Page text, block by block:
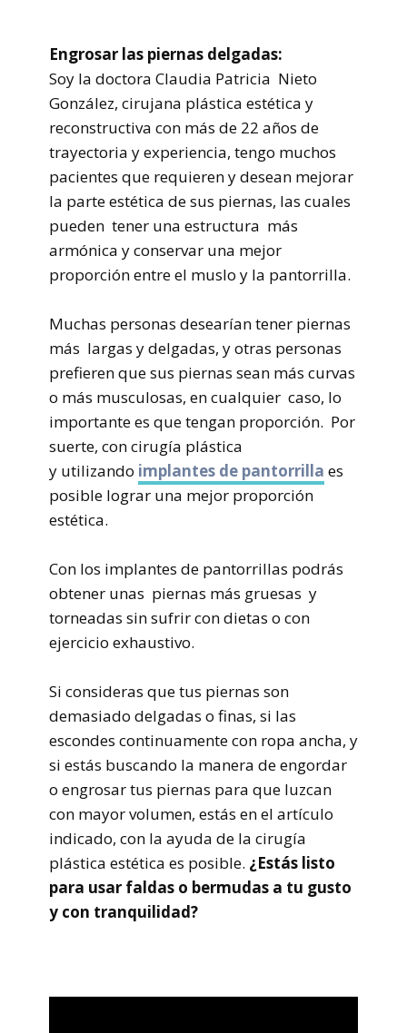
Engrosar las piernas delgadas:
Soy la doctora Claudia Patricia Nieto
González, cirujana plástica estética y
reconstructiva con más de 22 años de
trayectoria y experiencia, tengo muchos
pacientes que requieren y desean mejorar
la parte estética de sus piernas, las cuales
pueden tener una estructura más
armónica y conservar una mejor
proporción entre el muslo y la pantorrilla.
Muchas personas desearían tener piernas
más largas y delgadas, y otras personas
prefieren que sus piernas sean más curvas
o más musculosas, en cualquier caso, lo
importante es que tengan proporción. Por
suerte, con cirugía plástica
y utilizando implantes de pantorrilla es
posible lograr una mejor proporción
estética.
Con los implantes de pantorrillas podrás
obtener unas piernas más gruesas y
torneadas sin sufrir con dietas o con
ejercicio exhaustivo.
Si consideras que tus piernas son
demasiado delgadas o finas, si las
escondes continuamente con ropa ancha, y
si estás buscando la manera de engordar
o engrosar tus piernas para que luzcan
con mayor volumen, estás en el artículo
indicado, con la ayuda de la cirugía
plástica estética es posible. ¿Estás listo
para usar faldas o bermudas a tu gusto
y con tranquilidad?